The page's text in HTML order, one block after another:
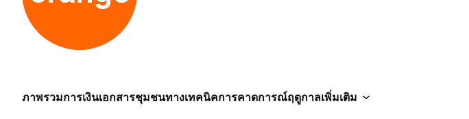
ภาพรวมการเงินเอกสารชุมชนทางเทคนิคการคาดการณ์ฤดูกาลเพิ่มเติม